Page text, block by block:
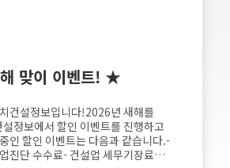
맞이 이벤트! ★
건설정보입니다!2026년 새해를
정보에서 할인 이벤트를 진행하고
인 할인 이벤트는 다음과 같습니다.-
진단 수수료- 건설업 세무기장료​